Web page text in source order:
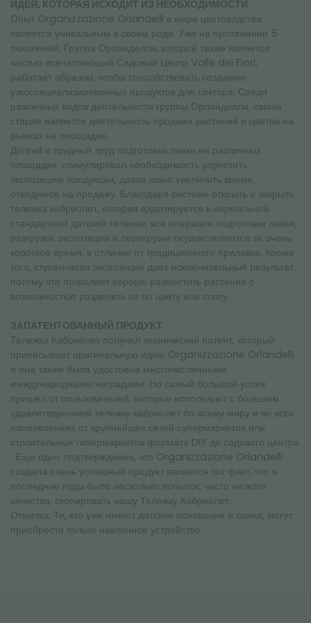
ИДЕЯ, КОТОРАЯ ИСХОДИТ ИЗ НЕОБХОДИМОСТИ
Опыт Organizzazione Orlandelli в мире цветоводства
является уникальным в своем роде. Уже на протяжении 5
поколений, Группа Орланделли, которой также является
частью впечатляющий Садовый Центр Valle dei Fiori,
работает образом, чтобы способствовать созданию
узкоспециализированных продуктов для сектора. Среди
различных видов деятельности группы Орланделли, самая
старая является деятельность продажи растений и цветов на
рынках на площадях.
Долгий и трудный труд подготовки лавки на различных
площадях, стимулировал необходимость упростить
экспозицию продукции, давая шанс увеличить время,
отводимое на продажу. Благодаря системе открыть и закрыть
тележка кабриолет, которая адаптируется к нормальной
стандартной датской тележке, все операции подготовки лавки,
разгрузки, экспозиции и перегрузки осуществляются за очень
короткое время, в отличие от традиционного прилавка. Кроме
того, ступенчатая экспозиция дает исключительный результат,
потому что позволяет хорошо разместить растения с
возможностью разделить их по цвету или сорту.
ЗАПАТЕНТОВАННЫЙ ПРОДУКТ
Тележка Кабриолет получил технический патент, который
приписывает оригинальную идею Organizzazione Orlandelli
и она также была удостоена многочисленными
международными наградами. Но самый большой успех
пришел от пользователей, которые используют с большим
удовлетворением тележку кабриолет по всему миру и во всех
направлениях от крупнейших сетей супермаркетов или
строительных гипермаркетов формата DIY до садового центра
. Еще одно подтверждение, что Organizzazione Orlandelli
создала очень успешный продукт является тот факт, что в
последние годы было несколько попыток, часто низкого
качества, скопировать нашу Тележку Кабриолет.
Отметка: Те, кто уже имеют датские основания и полки, могут
приобрести только наклонное устройство.